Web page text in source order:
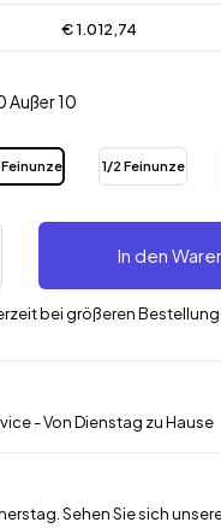
€ 1.012,74
Außer 10
Feinunze 1/2 Feinunze
In den
bei größeren
- Von Dienstag zu Hause
Sehen Sie sich